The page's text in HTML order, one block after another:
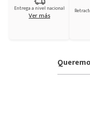
Entrega a nivel nacional
Ver más